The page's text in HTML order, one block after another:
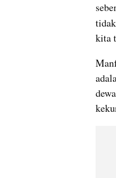
tidak
kita